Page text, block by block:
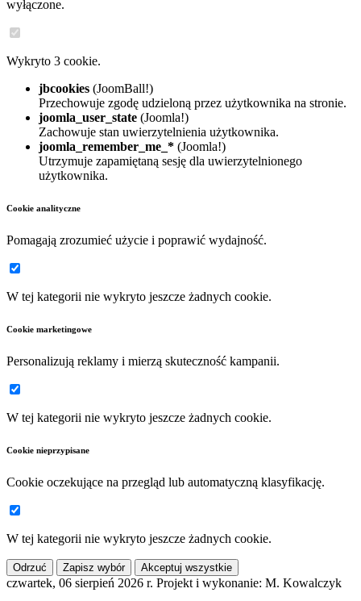
wyłączone.
Wykryto 3 cookie.
jbcookies (JoomBall!)
Przechowuje zgodę udzieloną przez użytkownika na stronie.
joomla_user_state (Joomla!)
Zachowuje stan uwierzytelnienia użytkownika.
joomla_remember_me_* (Joomla!)
Utrzymuje zapamiętaną sesję dla uwierzytelnionego
użytkownika.
Cookie analityczne
Pomagają zrozumieć użycie i poprawić wydajność.
W tej kategorii nie wykryto jeszcze żadnych cookie.
Cookie marketingowe
Personalizują reklamy i mierzą skuteczność kampanii.
W tej kategorii nie wykryto jeszcze żadnych cookie.
Cookie nieprzypisane
Cookie oczekujące na przegląd lub automatyczną klasyfikację.
W tej kategorii nie wykryto jeszcze żadnych cookie.
Odrzuć Zapisz wybór Akceptuj wszystkie
czwartek, 06 sierpień 2026 r. Projekt i wykonanie: M. Kowalczyk